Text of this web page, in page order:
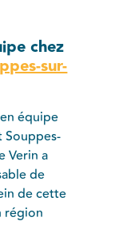
chez
sur-
équipe
Souppes-
Verin a
de
de cette
région